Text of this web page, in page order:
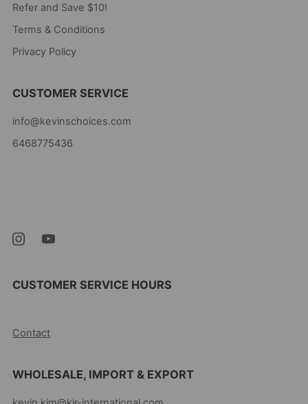
Refer and Save $10!
Terms & Conditions
Privacy Policy
CUSTOMER SERVICE
info@kevinschoices.com
6468775436
CUSTOMER SERVICE HOURS
Contact
WHOLESALE, IMPORT & EXPORT